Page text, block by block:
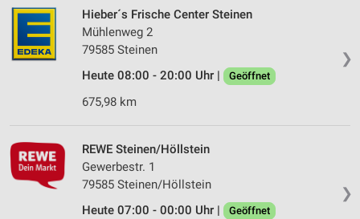
❯
Hieber´s Frische Center Steinen
Mühlenweg 2
79585 Steinen
Heute 08:00 - 20:00 Uhr |
Geöffnet
675,98 km
❯
REWE Steinen/Höllstein
Gewerbestr. 1
79585 Steinen/Höllstein
Heute 07:00 - 00:00 Uhr |
Geöffnet
Erstellung von Profilen zur Personalisierung
von Inhalten
Verwendung von Profilen zur Auswahl
Messung der Performance von Inhalten
Analyse von Zielgruppen durch Statistiken oder
Kombinationen von Daten aus verschiedenen